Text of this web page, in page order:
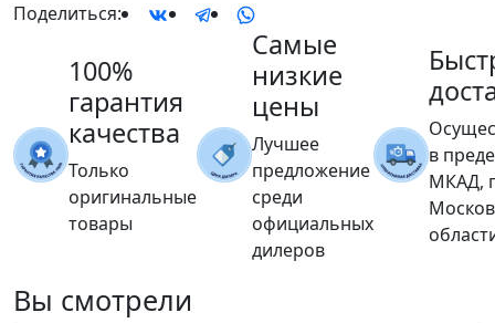
Поделиться:
100%
гарантия
качества
Только
оригинальные
товары
Самые
низкие
цены
Лучшее
предложение
среди
официальных
дилеров
в
МКАД,
Вы смотрели